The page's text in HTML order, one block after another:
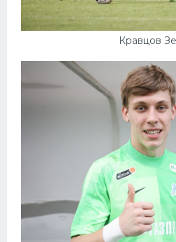
Кравцов